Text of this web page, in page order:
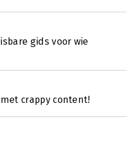
gids voor wie
crappy content!